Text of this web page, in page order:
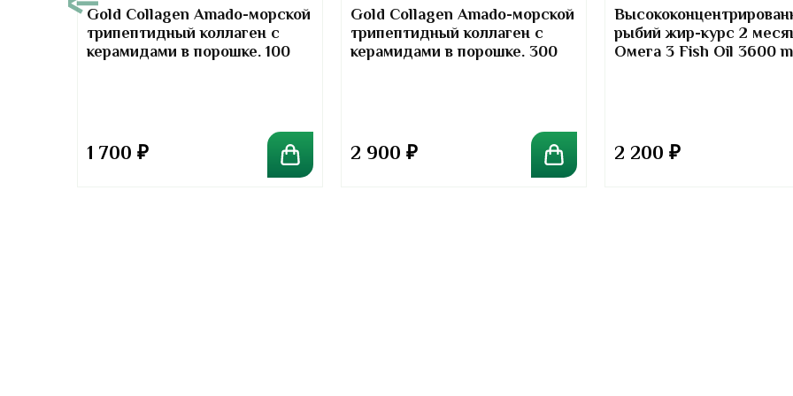
Gold Collagen Amado-морской
трипептидный коллаген с
керамидами в порошке. 100
1 700 ₽
Gold Collagen Amado-морской
трипептидный коллаген с
керамидами в порошке. 300
2 900 ₽
рыбий жир-курс 2
Омега 3 Fish Oil 3600
2 200 ₽